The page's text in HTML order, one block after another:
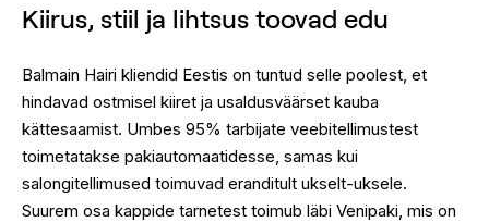
Kiirus, stiil ja lihtsus toovad edu
Balmain Hairi kliendid Eestis on tuntud selle poolest, et
hindavad ostmisel kiiret ja usaldusväärset kauba
kättesaamist. Umbes 95% tarbijate veebitellimustest
toimetatakse pakiautomaatidesse, samas kui
salongitellimused toimuvad eranditult ukselt-uksele.
Suurem osa kappide tarnetest toimub läbi Venipaki, mis on